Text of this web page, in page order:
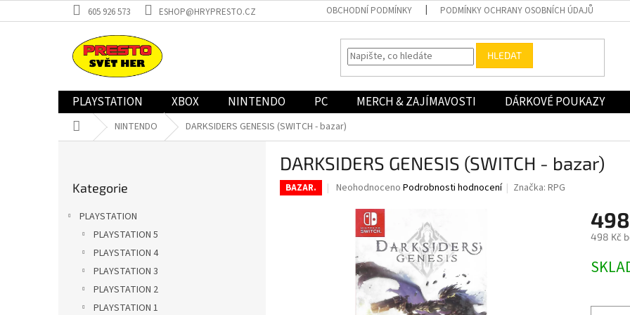
na
605 926 573 ESHOP@HRYPRESTO.CZ OBCHODNÍ PODMÍNKY PODMÍNKY OCHRANY OSOBNÍCH ÚDAJŮ
HLEDAT
PLAYSTATION XBOX NINTENDO PC MERCH & ZAJÍMAVOSTI DÁRKOVÉ POUKAZY
Domů NINTENDO DARKSIDERS GENESIS (SWITCH - bazar)
kategorie
Kategorie
PLAYSTATION
PLAYSTATION 5
PLAYSTATION 4
PLAYSTATION 3
PLAYSTATION 2
PLAYSTATION 1
DARKSIDERS GENESIS (SWITCH - bazar)
BAZAR.
Průměrné
produktu
hvězdiček.
Neohodnoceno Podrobnosti hodnocení Značka:RPG
498 Kč
cena: